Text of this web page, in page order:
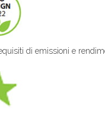
di emissioni e